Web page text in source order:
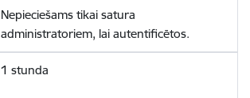
Nepieciešams tikai satura
administratoriem, lai autentificētos.
1 stunda